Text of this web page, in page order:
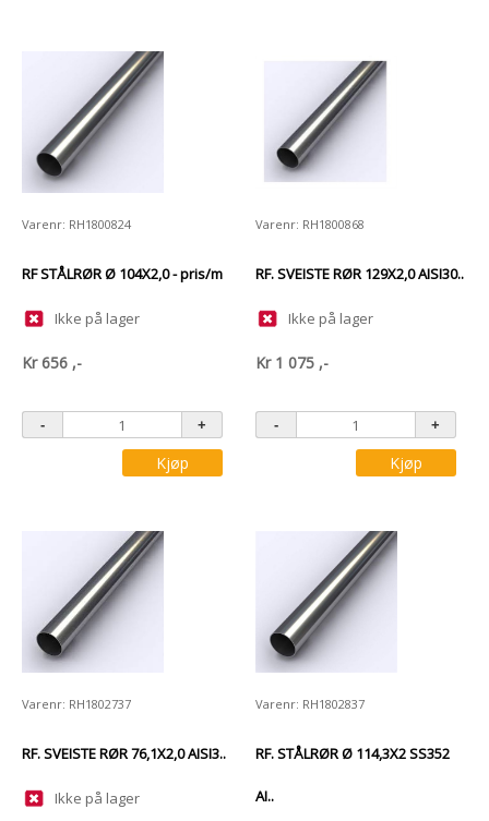
Varenr: RH1800824
RF STÅLRØR Ø 104X2,0 - pris/m
Ikke på lager
Kr656 ,-
Kjøp
Varenr: RH1800868
RF. SVEISTE RØR 129X2,0 AISI30..
Ikke på lager
Kr 1 075 ,-
Kjøp
Varenr: RH1802737
RF. SVEISTE RØR 76,1X2,0 AISI3..
Ikke på lager
Varenr: RH1802837
RF. STÅLRØR Ø 114,3X2 SS352
AI..